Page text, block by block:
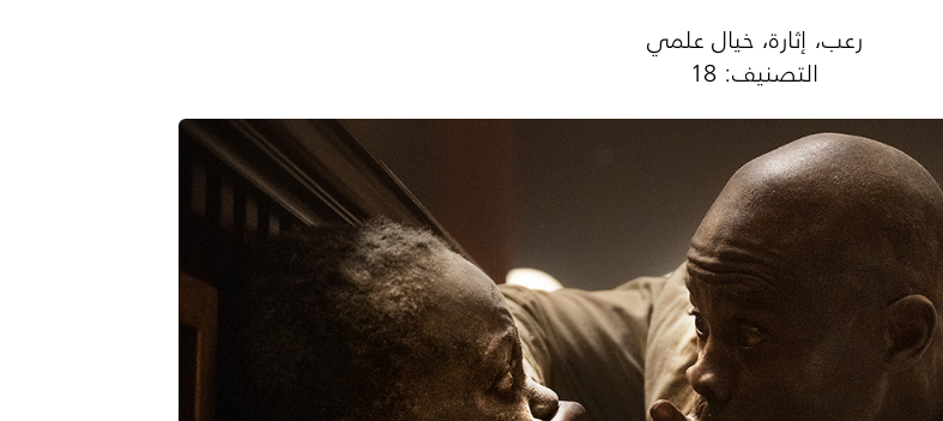
رعب، إثارة، خيال علمي
التصنيف: 18